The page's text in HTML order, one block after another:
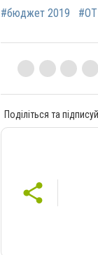
#бюджет 2019
Поділіться та